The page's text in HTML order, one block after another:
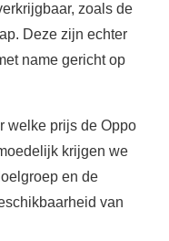
zoals de
Deze zijn echter
name gericht op
welke prijs de Oppo
krijgen we
en de
van